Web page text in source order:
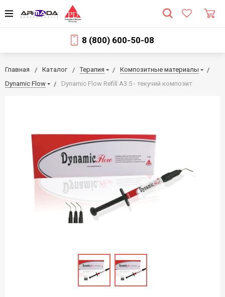
8 (800) 600-50-08
Главная Каталог Терапия
Композитные материалы
Dynamic Flow
Dynamic Flow Refill A3.5 - текучий композит